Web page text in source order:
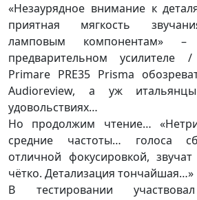
«Незаурядное внимание к
приятная мягкость
ламповым
предварительном усилителе
Primare PRE35 Prisma
Audioreview, а уж
удовольствиях…
Но продолжим чтение…
средние частоты… голоса
отличной фокусировкой,
чётко. Детализация тончайшая…»
В тестировании